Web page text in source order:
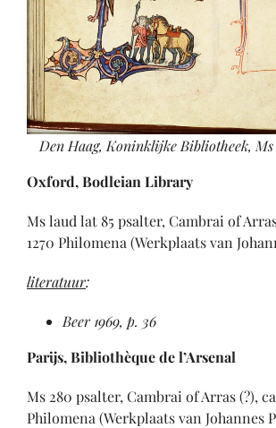
Den Haag, Koninklijke Bibliotheek, Ms
Oxford, Bodleian Library
Ms laud lat 85 psalter, Cambrai of
1270 Philomena (Werkplaats van
literatuur:
Beer 1969, p. 36
Parijs, Bibliothèque de l’Arsenal
Ms 280 psalter, Cambrai of Arras (?), ca
Philomena (Werkplaats van Johannes